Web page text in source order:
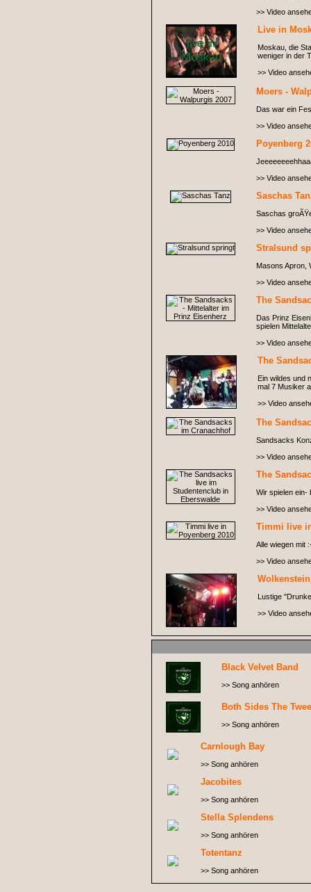
>> Video
Live in
Moskau, die
weniger in der
>> Video
Moers -
Das war ein
>> Video
Poyenberg
>> Video
Saschas
Saschas
>> Video
Stralsund
Masons Apron,
>> Video
The
Das Prinz
spielen
>> Video
The
Ein wildes und
mal 7 Musiker
>> Video
The
Sandsacks
>> Video
The
Wir spielen ein-
>> Video
Timmi live
Alle wiegen mit
>> Video
Wolkenstein
Lustige
>> Video
Black Velvet Band
>> Song anhören
Both Sides The
>> Song anhören
Carnlough Bay
>> Song anhören
Jacobites
>> Song anhören
Stella Splendens
>> Song anhören
Totentanz
>> Song anhören